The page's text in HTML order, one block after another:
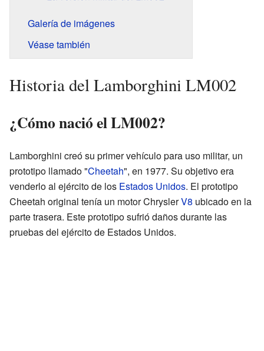
Galería de imágenes
Véase también
Historia del Lamborghini LM002
¿Cómo nació el LM002?
Lamborghini creó su primer vehículo para uso militar, un
prototipo llamado "Cheetah", en 1977. Su objetivo era
venderlo al ejército de los Estados Unidos. El prototipo
Cheetah original tenía un motor ChryslerV8 ubicado en la
parte trasera. Este prototipo sufrió daños durante las
pruebas del ejército de Estados Unidos.